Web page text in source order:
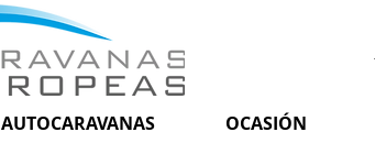
AUTOCARAVANAS OCASIÓN